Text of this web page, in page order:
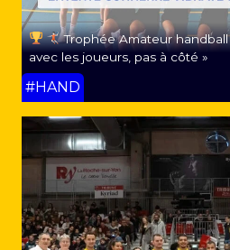
Trophée Amateur handball
avec les joueurs, pas à côté »
#HAND